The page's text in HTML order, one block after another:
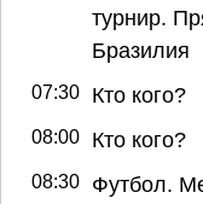
турнир.
Бразилия
07:30 Кто кого?
08:00 Кто кого?
08:30 Футбол.